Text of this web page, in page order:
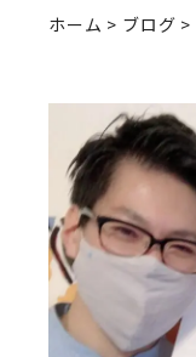
ホーム > ブログ >